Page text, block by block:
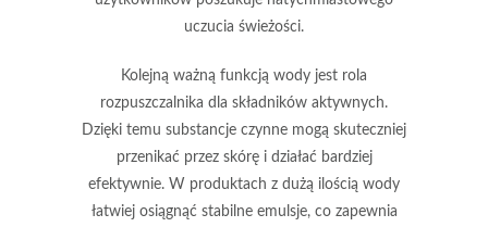
uczucia świeżości.
Kolejną ważną funkcją wody jest rola
rozpuszczalnika dla składników aktywnych.
Dzięki temu substancje czynne mogą skuteczniej
przenikać przez skórę i działać bardziej
efektywnie. W produktach z dużą ilością wody
łatwiej osiągnąć stabilne emulsje, co zapewnia